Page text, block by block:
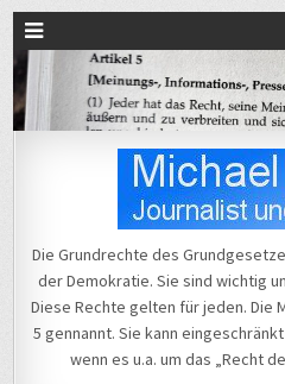
Michael Voß
Die Grundrechte des
der Demokratie. Sie sind wichtig
Diese Rechte gelten für jeden. Die
5 gennannt. Sie kann
wenn es u.a. um das „Recht